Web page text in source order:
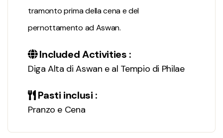
tramonto prima della cena e del
pernottamento ad Aswan.
Included Activities :
Diga Alta di Aswan e al Tempio di Philae
Pasti inclusi :
Pranzo e Cena